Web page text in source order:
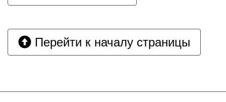
Перейти к началу страницы